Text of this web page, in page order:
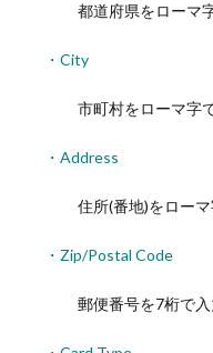
都道府県をローマ
・City
市町村をローマ字
・Address
住所(番地)をロー
・Zip/Postal Code
郵便番号を7桁で